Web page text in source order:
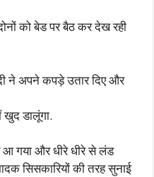
को बेड पर बैठ कर देख रही
ने अपने कपड़े उतार दिए और
डालूंगा.
गया और धीरे धीरे से लंड
सिसकारियों की तरह सुनाई